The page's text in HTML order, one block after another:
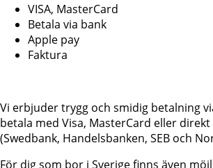
VISA, MasterCard
Betala via bank
Apple pay
Faktura
Vi erbjuder trygg och smidig betalning
betala med Visa, MasterCard eller
(Swedbank, Handelsbanken, SEB och
För dig som bor i Sverige finns även